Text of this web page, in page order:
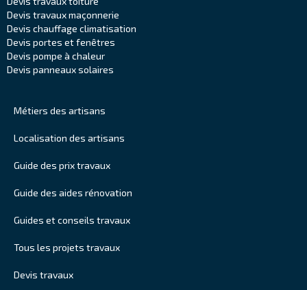
Devis travaux maçonnerie
Devis chauffage climatisation
Devis portes et fenêtres
Devis pompe à chaleur
Devis panneaux solaires
Métiers des artisans
Localisation des artisans
Guide des prix travaux
Guide des aides rénovation
Guides et conseils travaux
Tous les projets travaux
Devis travaux